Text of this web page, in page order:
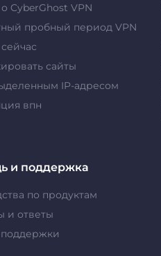
CyberGhost VPN
пробный период VPN
сайты
IP-адресом
впн
и поддержка
по продуктам
и ответы